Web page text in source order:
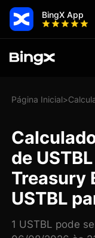
BingX App
Página Inicial>
de
Treasury
USTBL
1 USTBL pode